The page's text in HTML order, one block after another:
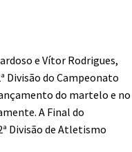
e Vítor Rodrigues,
Divisão do Campeonato
do martelo e no
A Final do
Divisão de Atletismo